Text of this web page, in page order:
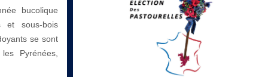
bucolique
et sous-bois
se sont
Pyrénées,